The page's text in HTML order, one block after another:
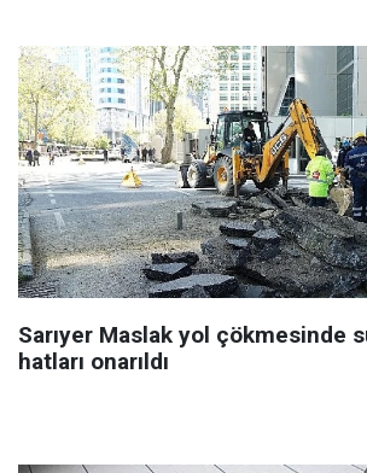
Sarıyer Maslak yol çökmesinde
hatları onarıldı